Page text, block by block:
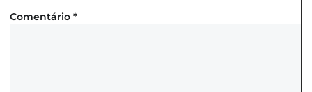
Comentário *